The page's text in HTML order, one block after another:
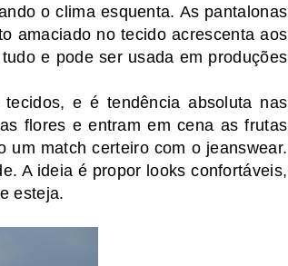
o clima esquenta. As pantalonas
amaciado no tecido acrescenta aos
e pode ser usada em produções
e é tendência absoluta nas
flores e entram em cena as frutas
match certeiro com o jeanswear.
A ideia é propor looks confortáveis,
esteja.